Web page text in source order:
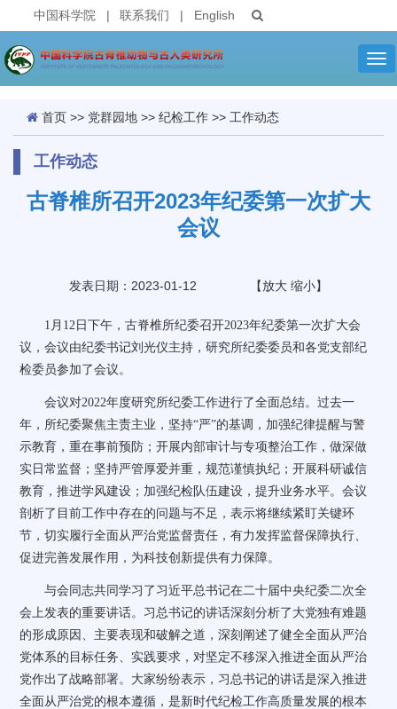
中国科学院 | 联系我们 | English
首页 >> 党群园地 >> 纪检工作 >> 工作动态
工作动态
古脊椎所召开2023年纪委第一次扩大
会议
发表日期：2023-01-12 【放大 缩小】
1 月 12 日下午，古脊椎所纪委召开2023年纪委第一次扩大会
议，会议由纪委书记刘光仪主持，研究所纪委委员和各党支部纪
检委员参加了会议。
会议对2022年度研究所纪委工作进行了全面总结。过去一
年，所纪委聚焦主责主业，坚持“严”的基调，加强纪律提醒与警
示教育，重在事前预防；开展内部审计与专项整治工作，做深做
实日常监督；坚持严管厚爱并重，规范谨慎执纪；开展科研诚信
教育，推进学风建设；加强纪检队伍建设，提升业务水平。会议
剖析了目前工作中存在的问题与不足，表示将继续紧盯关键环
节，切实履行全面从严治党监督责任，有力发挥监督保障执行、
促进完善发展作用，为科技创新提供有力保障。
与会同志共同学习了习近平总书记在二十届中央纪委二次全
会上发表的重要讲话。习总书记的讲话深刻分析了大党独有难题
的形成原因、主要表现和破解之道，深刻阐述了健全全面从严治
党体系的目标任务、实践要求，对坚定不移深入推进全面从严治
党作出了战略部署。大家纷纷表示，习总书记的讲话是深入推进
全面从严治党的根本遵循，是新时代纪检工作高质量发展的根本